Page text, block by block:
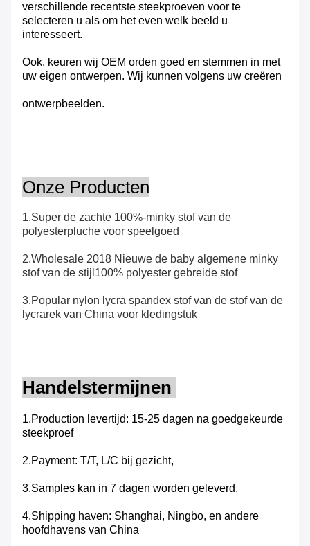
verschillende recentste steekproeven voor te
selecteren u als om het even welk beeld u
interesseert.
Ook, keuren wij OEM orden goed en stemmen in met
uw eigen ontwerpen. Wij kunnen volgens uw creëren
ontwerpbeelden.
Onze Producten
1.Super de zachte 100%-minky stof van de
polyesterpluche voor speelgoed
2.Wholesale 2018 Nieuwe de baby algemene minky
stof van de stijl100% polyester gebreide stof
3.Popular nylon lycra spandex stof van de stof van de
lycrarek van China voor kledingstuk
Handelstermijnen
1.Production levertijd: 15-25 dagen na goedgekeurde
steekproef
2.Payment: T/T, L/C bij gezicht,
3.Samples kan in 7 dagen worden geleverd.
4.Shipping haven: Shanghai, Ningbo, en andere
hoofdhavens van China